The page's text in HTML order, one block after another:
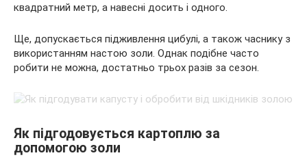
квадратний метр, а навесні досить і одного.
Ще, допускається підживлення цибулі, а також часнику з
використанням настою золи. Однак подібне часто
робити не можна, достатньо трьох разів за сезон.
Як підгодовується картоплю за
допомогою золи